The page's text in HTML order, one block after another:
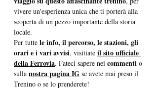
vivere un'esperienza unica che ti porterà alla
scoperta di un pezzo importante della storia
locale.
Per tutte le info, il percorso, le stazioni, gli
orari e i vari avvisi, visitiate il sito ufficiale
della Ferrovia. Fateci sapere nei commenti o
sulla nostra pagina IG se avete mai preso il
Trenino o se lo prenderete!